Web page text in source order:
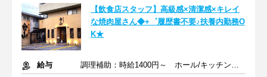
【飲食店スタッフ】高級感×清潔感×キレイ
な焼肉屋さん◆+゜履歴書不要♪扶養内勤務O
K★
給与
調理補助：時給1400円～ ホール/キッチン：時給1150円～